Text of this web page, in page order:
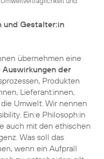
und Gestalter:in
übernehmen eine
der
Produkten
Lieferant:innen,
Umwelt. Wir nennen
Ein:e Philosoph:in
auch mit den ethischen
Was soll das
wenn ein Aufprall